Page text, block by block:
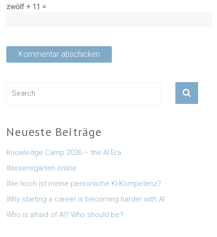
zwölf + 11 =
Neueste Beiträge
Knowledge Camp 2026 – the AI Era
Wissensgarten online
Wie hoch ist meine persönliche KI-Kompetenz?
Why starting a career is becoming harder with AI
Who is afraid of AI? Who should be?